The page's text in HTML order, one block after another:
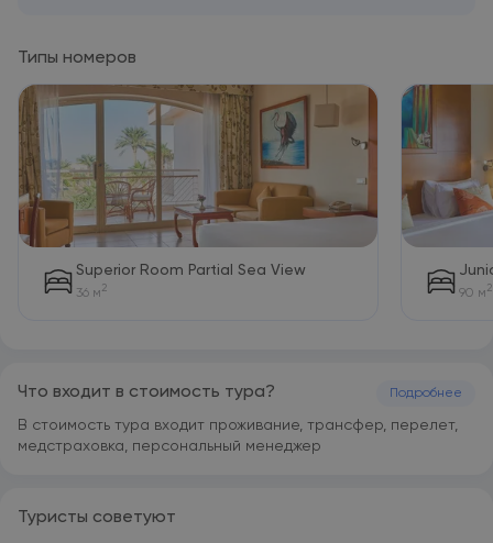
Типы номеров
Superior Room Partial Sea View
36 м 2 90 м 2
Что входит в стоимость тура? Подробнее
В стоимость тура входит проживание, трансфер, перелет,
медстраховка, персональный менеджер
Туристы советуют